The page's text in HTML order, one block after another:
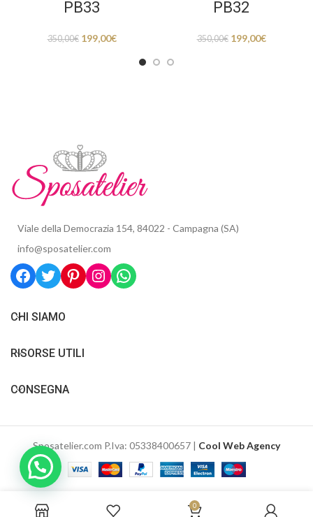
PB33
350,00€ 199,00€
PB32
350,00€ 199,00€
Viale della Democrazia 154, 84022 - Campagna (SA)
info@sposatelier.com
CHI SIAMO
RISORSE UTILI
CONSEGNA
Sposatelier.com P.Iva: 05338400657 | Cool Web Agency
0